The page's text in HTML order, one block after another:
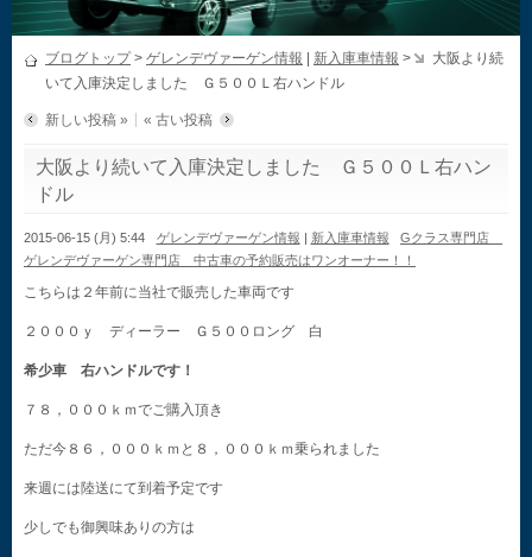
ブログトップ> ゲレンデヴァーゲン情報 新入庫車情報 >
大阪より続
いて入庫決定しました Ｇ５００Ｌ右ハンドル
新しい投稿 » « 古い投稿
大阪より続いて入庫決定しました Ｇ５００Ｌ右ハン
ドル
2015-06-15 (月) 5:44 ゲレンデヴァーゲン情報 | 新入庫車情報
Gクラス専門店
ゲレンデヴァーゲン専門店 中古車の予約販売はワンオーナー！！
こちらは２年前に当社で販売した車両です
２０００ｙ ディーラー Ｇ５００ロング 白
希少車 右ハンドルです！
７８，０００ｋｍでご購入頂き
ただ今８６，０００ｋｍと８，０００ｋｍ乗られました
来週には陸送にて到着予定です
少しでも御興味ありの方は